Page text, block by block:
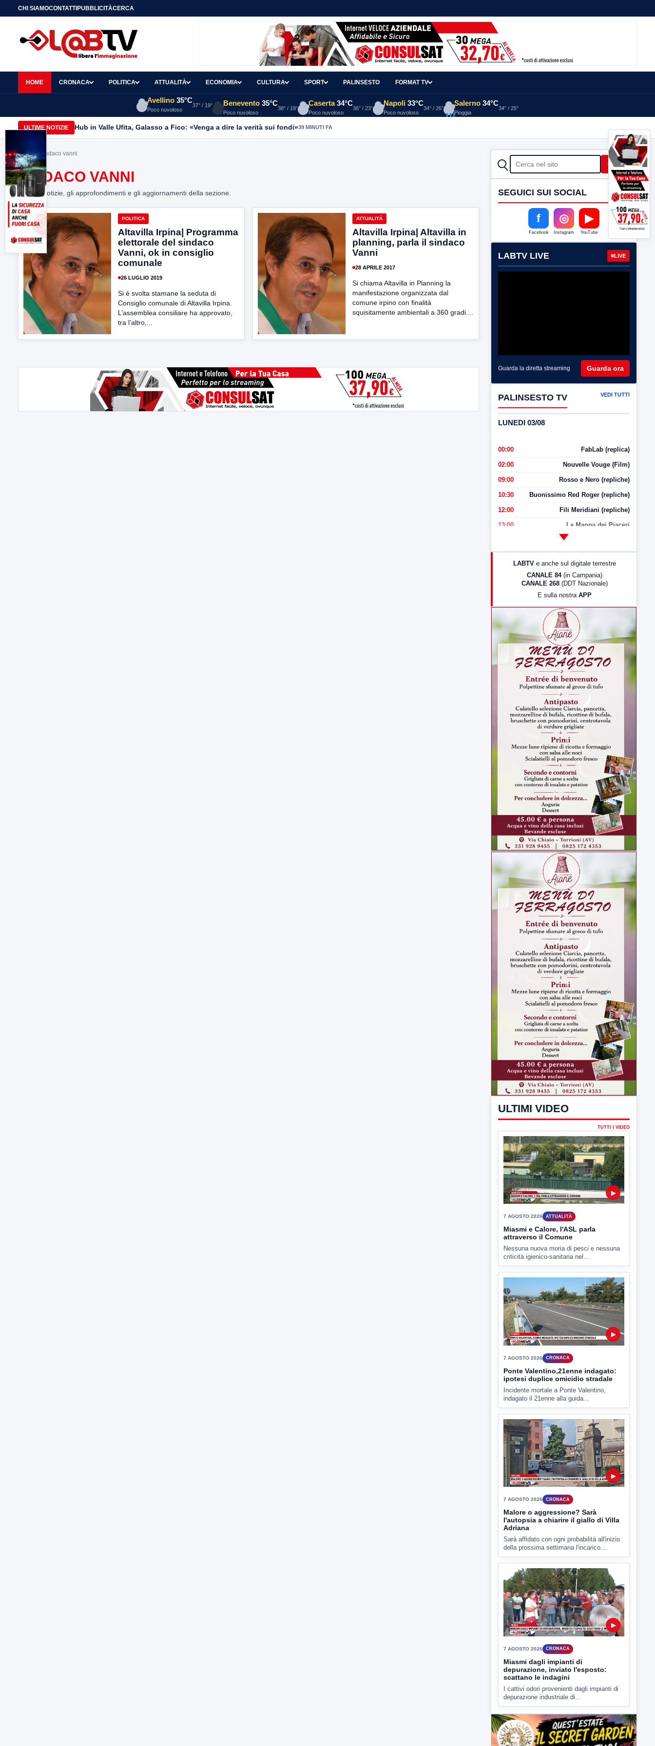
CHI SIAMOCONTATTIPUBBLICITÀCERCA
HOME CRONACA POLITICA ATTUALITÀ ECONOMIA CULTURA SPORT PALINSESTO FORMAT TV
Avellino 35°C
Poco nuvoloso
37° / 19° Benevento 35°C
Poco nuvoloso
38° / 18°
Caserta 34°C
Poco nuvoloso
36° / 23°
Napoli 33°C
Poco nuvoloso
34° / 26°
Salerno 34°C
Pioggia
34° / 25°
ULTIME NOTIZIE Hub in Valle Ufita, Galasso a Fico: «Venga a dire la verità sui fondi»39 MINUTI FA
Home> sindaco vanni
SINDACO VANNI
Tutte le notizie, gli approfondimenti e gli aggiornamenti della sezione.
POLITICA
Altavilla Irpina| Programma
elettorale del sindaco
Vanni, ok in consiglio
comunale
26 LUGLIO 2019
Si è svolta stamane la seduta di
Consiglio comunale di Altavilla Irpina.
L’assemblea consiliare ha approvato,
tra l’altro,...
ATTUALITÀ
Altavilla Irpina| Altavilla in
planning, parla il sindaco
Vanni
28 APRILE 2017
Si chiama Altavilla in Planning la
manifestazione organizzata dal
comune irpino con finalità
squisitamente ambientali a 360 gradi....
CERCA Cerca
SEGUICI SUI SOCIAL
f
Facebook
◎
Instagram
▶
YouTube
LABTV LIVE LIVE
Guarda la diretta streaming Guarda ora
PALINSESTO TV VEDI TUTTI
LUNEDI 03/08
00:00 FabLab (replica)
02:00 Nouvelle Vouge (Film)
09:00 Rosso e Nero (repliche)
10:30 Buonissimo Red Roger (repliche)
12:00 Fili Meridiani (repliche)
13:00 La Mappa dei Piaceri
LabNews (Diretta)
LabNews (replica)
LABTV e anche sul digitale terrestre
CANALE 84 (in Campania)
CANALE 268 (DDT Nazionale)
E sulla nostra APP
ULTIMI VIDEO
TUTTI I VIDEO
▶
7 AGOSTO 2026 ATTUALITÀ
Miasmi e Calore, l'ASL parla
attraverso il Comune
Nessuna nuova moria di pesci e nessuna
criticità igienico-sanitaria nel...
▶
7 AGOSTO 2026 CRONACA
Ponte Valentino,21enne indagato:
ipotesi duplice omicidio stradale
Incidente mortale a Ponte Valentino,
indagato il 21enne alla guida...
7 AGOSTO 2026 CRONACA
l'autopsia a chiarire il giallo di Villa
Adriana
Sarà affidato con ogni probabilità all'inizio
della prossima settimana l'incarico...
▶
7 AGOSTO 2026 CRONACA
Miasmi dagli impianti di
depurazione, inviato l'esposto:
scattano le indagini
I cattivi odori provenienti dagli impianti di
depurazione industriale di...